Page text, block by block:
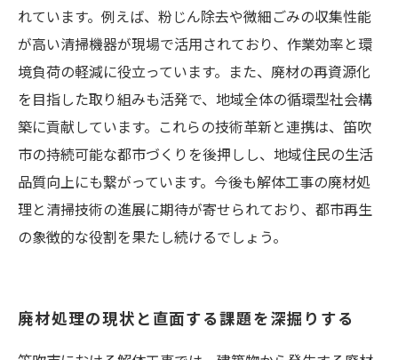
れています。例えば、粉じん除去や微細ごみの収集性能
が高い清掃機器が現場で活用されており、作業効率と環
境負荷の軽減に役立っています。また、廃材の再資源化
を目指した取り組みも活発で、地域全体の循環型社会構
築に貢献しています。これらの技術革新と連携は、笛吹
市の持続可能な都市づくりを後押しし、地域住民の生活
品質向上にも繋がっています。今後も解体工事の廃材処
理と清掃技術の進展に期待が寄せられており、都市再生
の象徴的な役割を果たし続けるでしょう。
廃材処理の現状と直面する課題を深掘りする